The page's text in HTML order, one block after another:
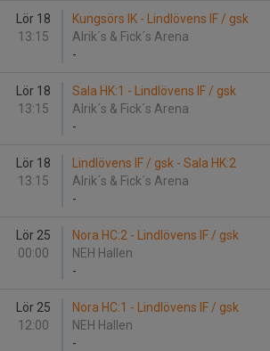
Lör 18
13:15
Kungsörs IK - Lindlövens IF / gsk
Alrik´s & Fick´s Arena
-
Lör 18
13:15
Sala HK:1 - Lindlövens IF / gsk
Alrik´s & Fick´s Arena
-
Lör 18
13:15
Lindlövens IF / gsk - Sala HK:2
Alrik´s & Fick´s Arena
-
Lör 25
00:00
Nora HC:2 - Lindlövens IF / gsk
NEH Hallen
-
Lör 25
12:00
Nora HC:1 - Lindlövens IF / gsk
NEH Hallen
-